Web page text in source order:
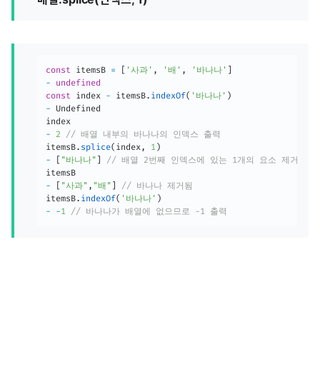
const itemsB = '사과' , '배' , '바나나'
-
undefined
const index - itemsB. indexOf( '바나나' )
- Undefined
-
2
// 배열 내부의 바나나의 인덱스 출력
itemsB. splice( index, 1 )
-
"바나나"
// 배열 2번째 인덱스에 있는 1개의 요소 제거
-
"사과" , "배"
// 바나나 제거됨
itemsB. indexOf( '바나나' )
-
-1 // 바나나가 배열에 없으므로 -1 출력